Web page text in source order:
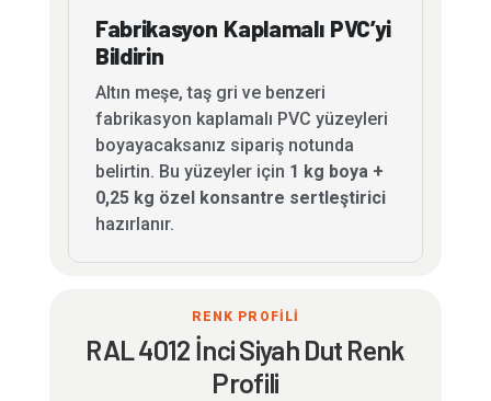
Fabrikasyon Kaplamalı PVC’yi
Bildirin
Altın meşe, taş gri ve benzeri
fabrikasyon kaplamalı PVC yüzeyleri
boyayacaksanız sipariş notunda
belirtin. Bu yüzeyler için 1 kg boya +
0,25 kg özel konsantre sertleştirici
hazırlanır.
RENK PROFİLİ
RAL 4012 İnci Siyah Dut Renk
Profili